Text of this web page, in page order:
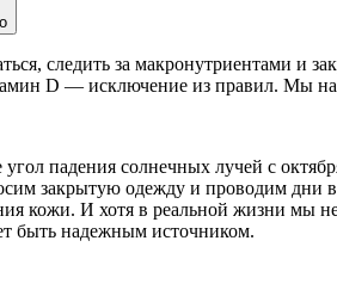
следить за макронутриентами и
D — исключение из правил. Мы
падения солнечных лучей с
закрытую одежду и проводим дни
кожи. И хотя в реальной жизни мы
быть надежным источником.